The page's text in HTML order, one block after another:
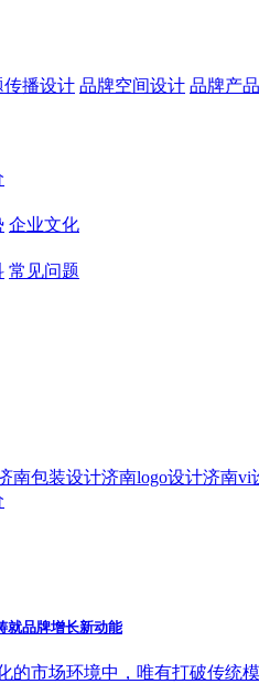
传播设计 品牌空间设计 品牌产
企业文化
常见问题
南包装设计济南logo设计济南vi
就品牌增长新动能
的市场环境中，唯有打破传统